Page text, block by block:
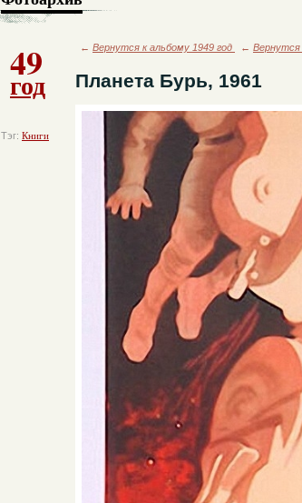
49
год
Тэг: Книги
← Вернутся к альбому 1949 год ← Вернутся
Планета Бурь, 1961